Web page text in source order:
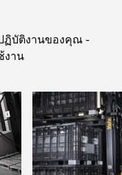
ฏิบัติงานของคุณ -
งาน